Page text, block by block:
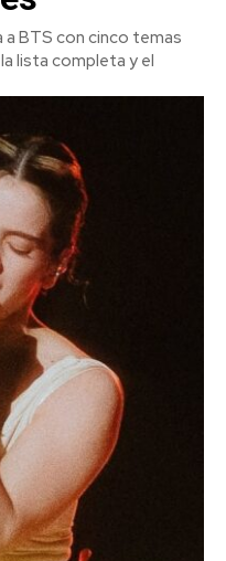
a BTS con cinco temas
lista completa y el